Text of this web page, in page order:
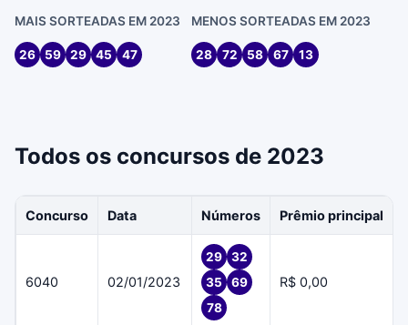
MAIS SORTEADAS EM 2023
26 59 29 45 47
MENOS SORTEADAS EM 2023
28 72 58 67 13
Todos os concursos de 2023
Concurso Data Números Prêmio principal
6040 02/01/2023
29
32
35
69
78
R$ 0,00